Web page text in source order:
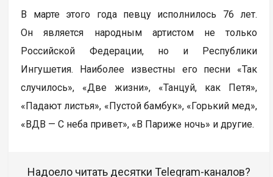
В марте этого года певцу исполнилось 76 лет.
Он является народным артистом не только
Российской Федерации, но и Республики
Ингушетия. Наиболее известны его песни «Так
случилось», «Две жизни», «Танцуй, как Петя»,
«Падают листья», «Пустой бамбук», «Горький мед»,
«ВДВ — С неба привет», «В Париже ночь» и другие.
Надоело читать десятки Telegram-каналов?